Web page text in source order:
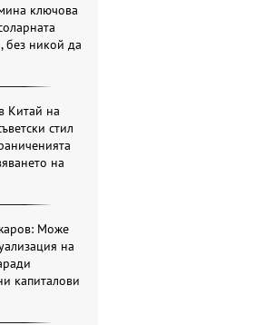
ключова
без никой да
Китай на
стил
на
Може
на
капиталови